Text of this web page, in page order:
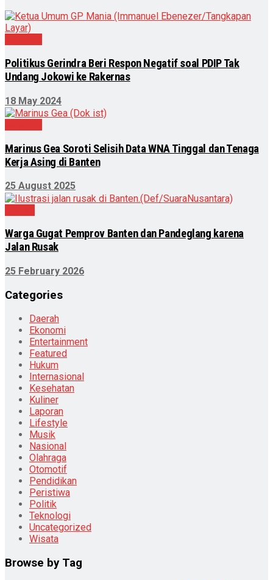
Politikus Gerindra Beri Respon Negatif soal PDIP Tak
Undang Jokowi ke Rakernas
18 May 2024
Marinus Gea Soroti Selisih Data WNA Tinggal dan Tenaga
Kerja Asing di Banten
25 August 2025
Warga Gugat Pemprov Banten dan Pandeglang karena
Jalan Rusak
25 February 2026
Categories
Daerah
Ekonomi
Entertainment
Featured
Hukum
Internasional
Kesehatan
Kuliner
Laporan
Lifestyle
Musik
Nasional
Olahraga
Otomotif
Pendidikan
Peristiwa
Politik
Teknologi
Uncategorized
Wisata
Browse by Tag